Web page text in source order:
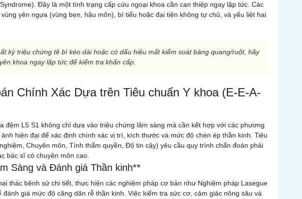
Đây là một tình trạng cấp cứu ngoại khoa cần can thiệp ngay lập tức. Các
yên ngựa (vùng bẹn, hậu môn), bí tiểu hoặc đại tiện không tự chủ, và yếu liệt hai
kỳ triệu chứng tê bì kéo dài hoặc có dấu hiệu mất kiểm soát bàng quang/ruột, hãy
khoa ngay lập tức để kiểm tra khẩn cấp.
Chính Xác Dựa trên Tiêu chuẩn Y khoa (E-E-A-
đệm L5 S1 không chỉ dựa vào triệu chứng lâm sàng mà cần kết hợp với các phương
hiện đại để xác định chính xác vị trí, kích thước và mức độ chèn ép thần kinh. Tiêu
Chuyên môn, Tính thẩm quyền, Độ tin cậy) yêu cầu quy trình chẩn đoán phải
bác sĩ có chuyên môn cao.
Sàng và Đánh giá Thần kinh**
thác bệnh sử chi tiết, thực hiện các nghiệm pháp cơ bản như Nghiệm pháp Lasegue
đánh giá mức độ căng dãn rễ thần kinh. Việc kiểm tra sức cơ, cảm giác nông sâu và